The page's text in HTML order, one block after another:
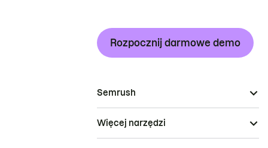
Rozpocznij darmowe demo
Semrush
Więcej narzędzi